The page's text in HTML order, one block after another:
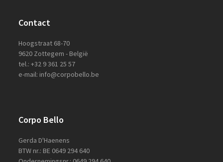
Contact
Hoogstraat 68-70
9620 Zottegem - België
tel.: +32 9 361 25 57
e-mail: info@corpobello.be
Corpo Bello
Gerda D'Haenens
BTW nr.: BE 0649 294 640